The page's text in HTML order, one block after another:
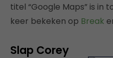
titel “Google Maps” is in
keer bekeken op Break
Slap Corey